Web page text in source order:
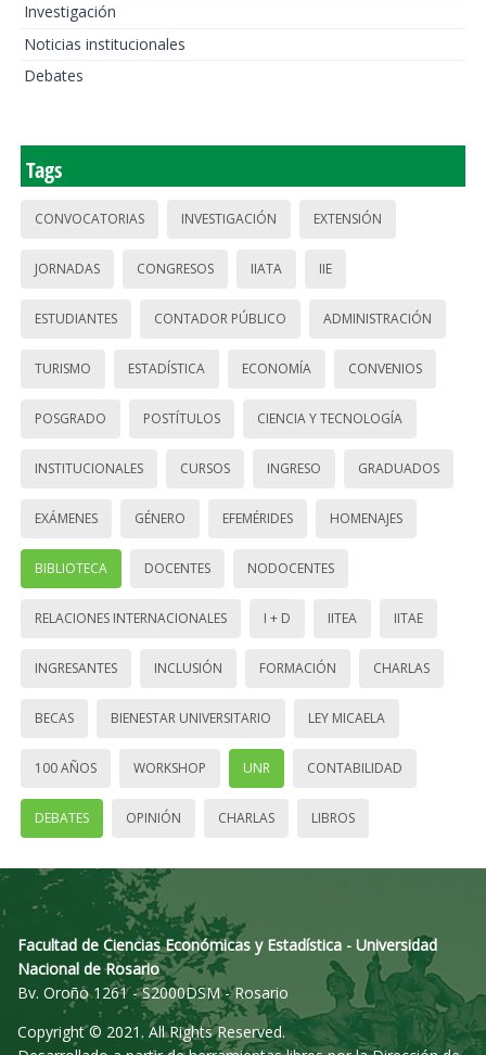
Investigación
Noticias institucionales
Debates
Tags
CONVOCATORIAS INVESTIGACIÓN EXTENSIÓN
JORNADAS CONGRESOS IIATA IIE
ESTUDIANTES CONTADOR PÚBLICO ADMINISTRACIÓN
TURISMO ESTADÍSTICA ECONOMÍA CONVENIOS
POSGRADO POSTÍTULOS CIENCIA Y TECNOLOGÍA
INSTITUCIONALES CURSOS INGRESO GRADUADOS
EXÁMENES GÉNERO EFEMÉRIDES HOMENAJES
BIBLIOTECA DOCENTES NODOCENTES
RELACIONES INTERNACIONALES I + D IITEA IITAE
INGRESANTES INCLUSIÓN FORMACIÓN CHARLAS
BECAS BIENESTAR UNIVERSITARIO LEY MICAELA
100 AÑOS WORKSHOP UNR CONTABILIDAD
DEBATES OPINIÓN CHARLAS LIBROS
Facultad de Ciencias Económicas y Estadística - Universidad
Nacional de Rosario
Bv. Oroño 1261 - S2000DSM - Rosario
Copyright © 2021. All Rights Reserved.